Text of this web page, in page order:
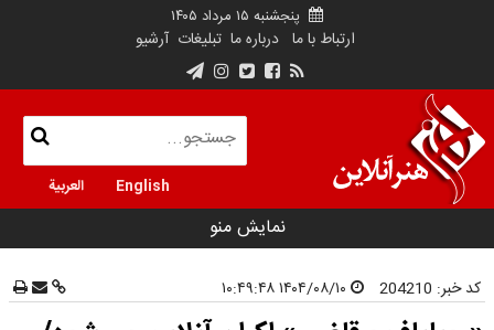
پنجشنبه ۱۵ مرداد ۱۴۰۵
ارتباط با ما درباره ما تبلیغات آرشیو
English العربية
نمایش منو
کد خبر: 204210